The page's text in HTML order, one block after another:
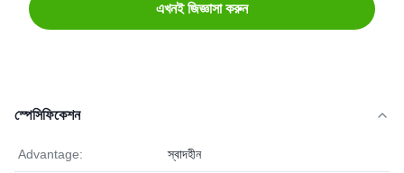
এখনই জিজ্ঞাসা করুন
স্পেসিফিকেশন
Advantage: স্বাদহীন